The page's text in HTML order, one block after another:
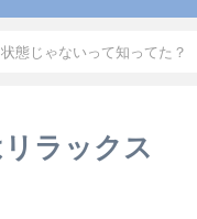
態じゃないって知ってた？
ラックス